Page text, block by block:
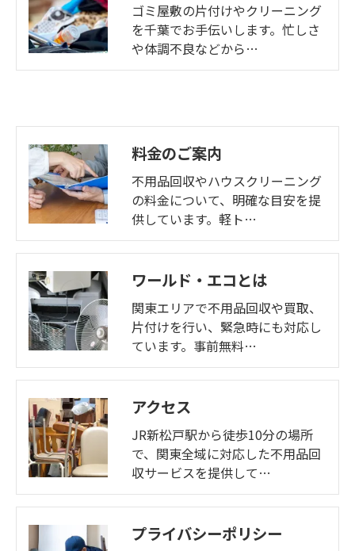
ゴミ屋敷の片付けやクリーニング
を千葉でお手伝いします。忙しさ
や体調不良などから…
料金のご案内
不用品回収やハウスクリーニング
の料金について、明確な目安を提
供しています。軽ト…
ワールド・エコとは
関東エリアで不用品回収や買取、
片付けを行い、緊急時にも対応し
ています。事前無料…
アクセス
JR新松戸駅から徒歩10分の場所
で、関東全域に対応した不用品回
収サービスを提供して…
プライバシーポリシー